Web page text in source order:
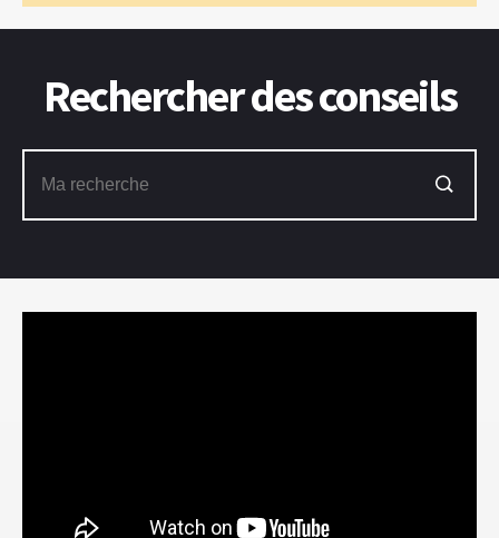
Rechercher des conseils